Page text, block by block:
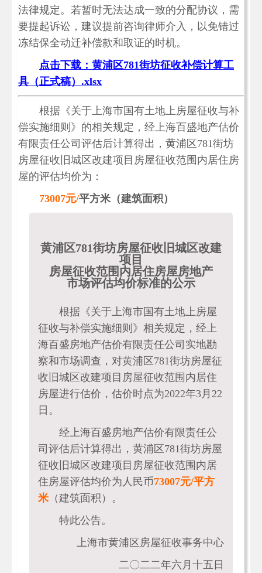
法律规定。若暂时无法达成一致的分配协议，需
要提起诉讼，建议提前咨询律师介入，以免错过
冻结保全动迁补偿款和取证的时机。
点击下载：黄浦区781街坊征收补偿计算工
具（正式稿）.xlsx
根据《关于上海市国有土地上房屋征收与补
偿实施细则》的相关规定，经上海百盛地产估价
有限责任公司评估后计算得出，黄浦区781街坊
房屋征收旧城区改建项目房屋征收范围内居住房
屋的评估均价为：
73007元/平方米 （建筑面积）
黄浦区781街坊房屋征收旧城区改建
项目
房屋征收范围内居住房屋房地产
市场评估均价标准的公示
根据《关于上海市国有土地上房屋
征收与补偿实施细则》相关规定，经上
海百盛房地产估价有限责任公司实地勘
察和市场调查，对黄浦区781街坊房屋征
收旧城区改建项目房屋征收范围内居住
房屋进行估价，估价时点为2022年3月22
日。
经上海百盛房地产估价有限责任公
司评估后计算得出，黄浦区781街坊房屋
征收旧城区改建项目房屋征收范围内居
住房屋评估均价为人民币73007元/平方
米（建筑面积）。
特此公告。
上海市黄浦区房屋征收事务中心
二〇二二年六月十五日